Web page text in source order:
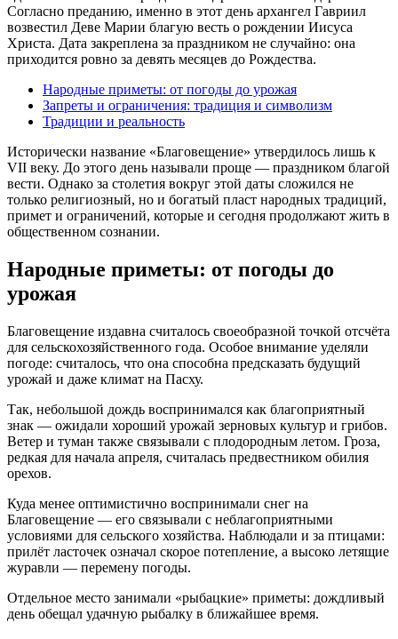
Согласно преданию, именно в этот день архангел Гавриил
возвестил Деве Марии благую весть о рождении Иисуса
Христа. Дата закреплена за праздником не случайно: она
приходится ровно за девять месяцев до Рождества.
Народные приметы: от погоды до урожая
Запреты и ограничения: традиция и символизм
Традиции и реальность
Исторически название «Благовещение» утвердилось лишь к
VII веку. До этого день называли проще — праздником благой
вести. Однако за столетия вокруг этой даты сложился не
только религиозный, но и богатый пласт народных традиций,
примет и ограничений, которые и сегодня продолжают жить в
общественном сознании.
Народные приметы: от погоды до
урожая
Благовещение издавна считалось своеобразной точкой отсчёта
для сельскохозяйственного года. Особое внимание уделяли
погоде: считалось, что она способна предсказать будущий
урожай и даже климат на Пасху.
Так, небольшой дождь воспринимался как благоприятный
знак — ожидали хороший урожай зерновых культур и грибов.
Ветер и туман также связывали с плодородным летом. Гроза,
редкая для начала апреля, считалась предвестником обилия
орехов.
Куда менее оптимистично воспринимали снег на
Благовещение — его связывали с неблагоприятными
условиями для сельского хозяйства. Наблюдали и за птицами:
прилёт ласточек означал скорое потепление, а высоко летящие
журавли — перемену погоды.
Отдельное место занимали «рыбацкие» приметы: дождливый
день обещал удачную рыбалку в ближайшее время.